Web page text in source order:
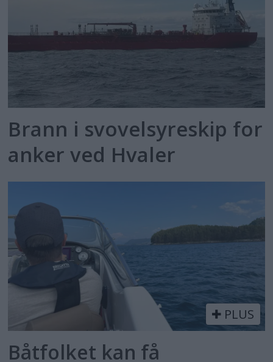
Brann i svovelsyreskip for
anker ved Hvaler
PLUS
Båtfolket kan få